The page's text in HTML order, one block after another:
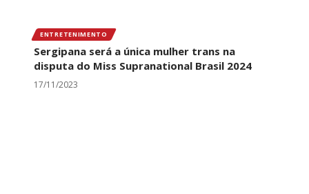
ENTRETENIMENTO
Sergipana será a única mulher trans na
disputa do Miss Supranational Brasil 2024
17/11/2023